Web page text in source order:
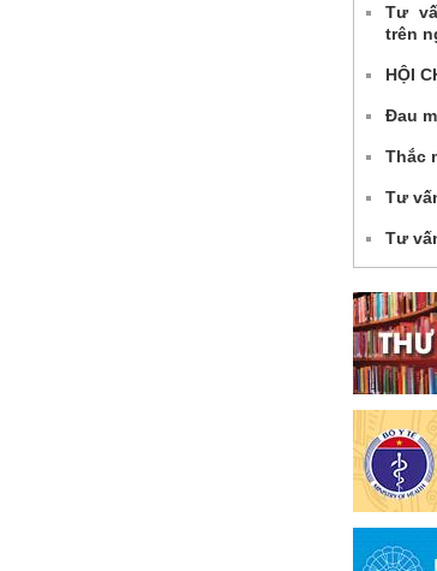
Tư
trên
HỘI
Đau
Thắc
Tư
Tư